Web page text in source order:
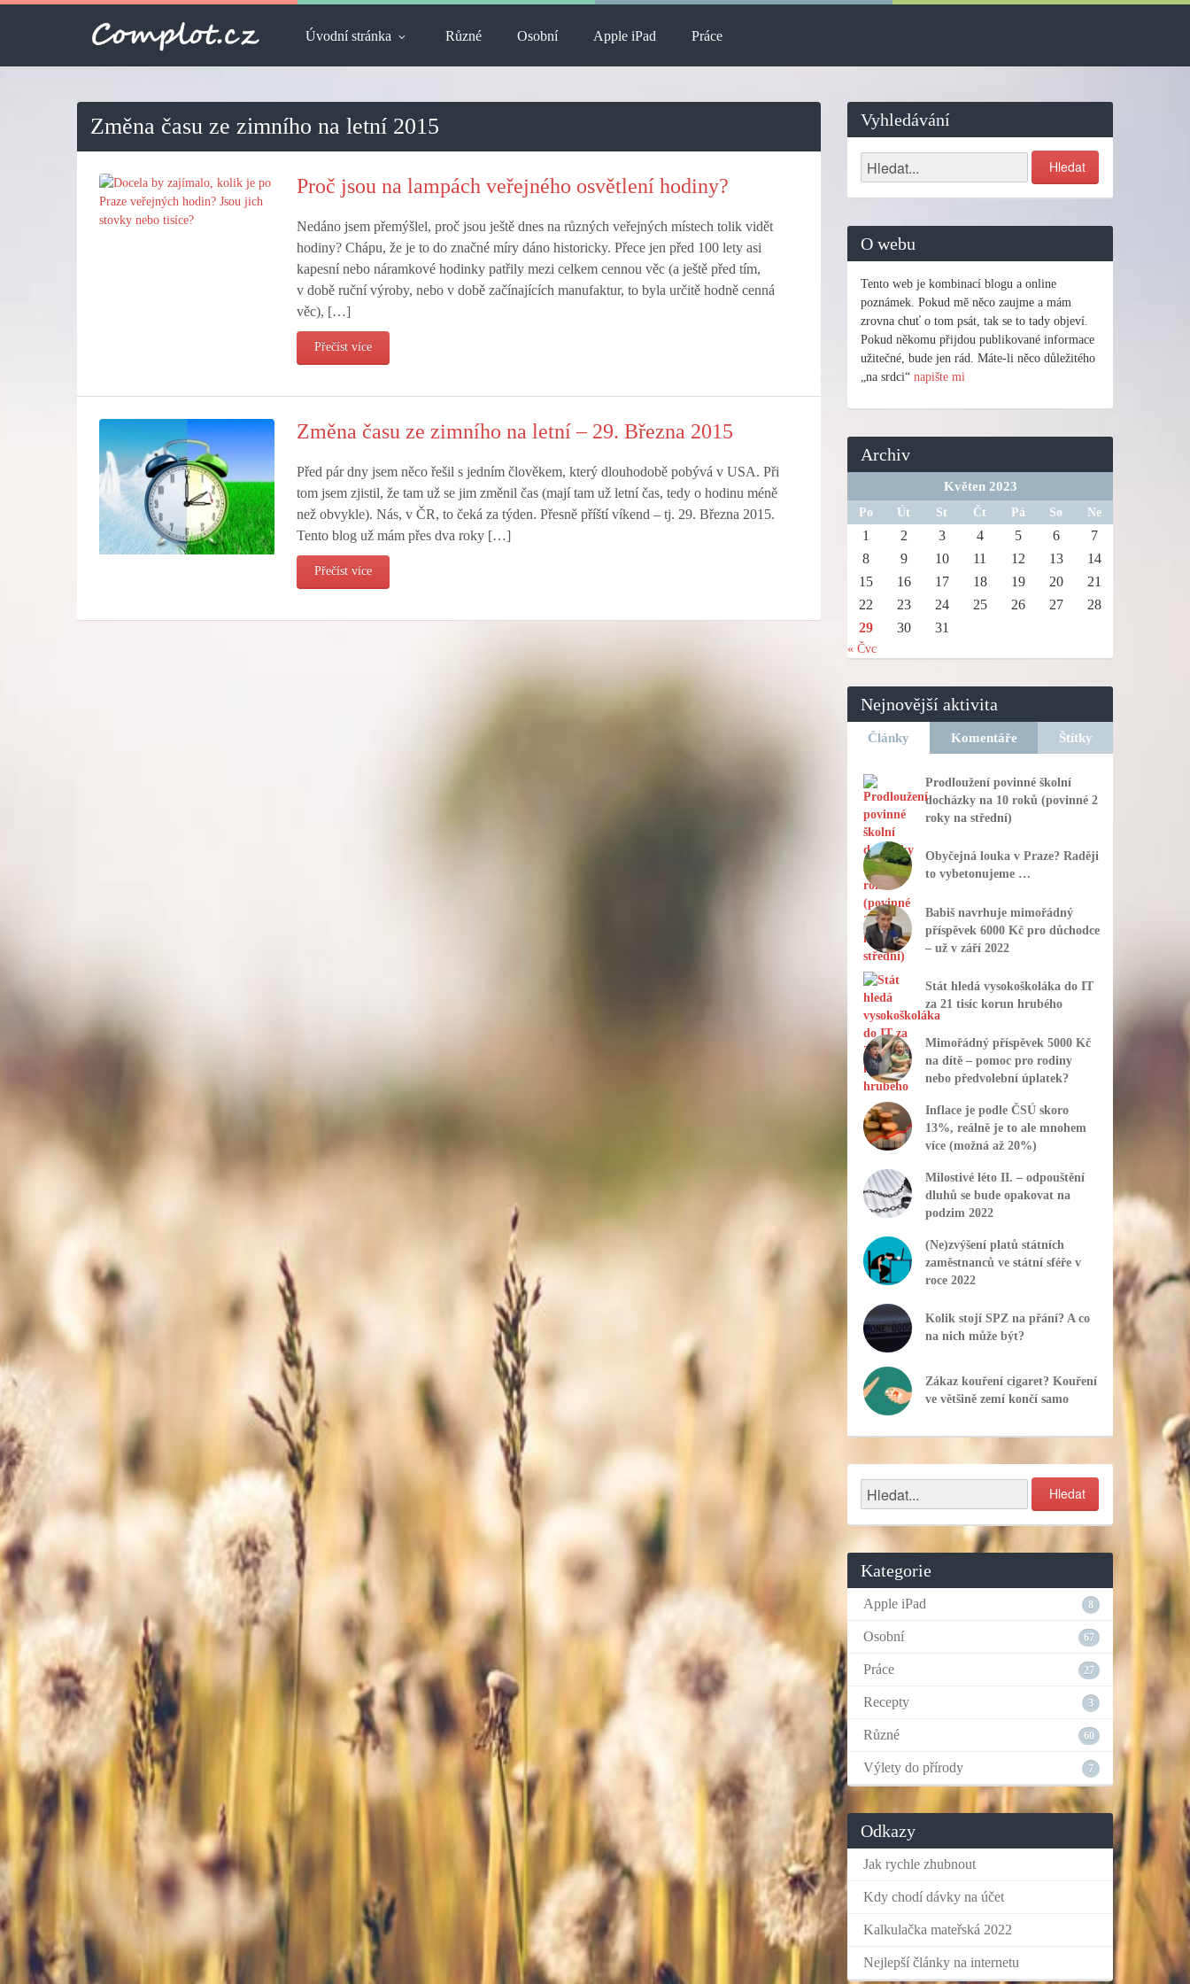
Úvodní stránka Různé Osobní Apple iPad Práce
Změna času ze zimního na letní 2015
Proč jsou na lampách veřejného osvětlení hodiny?
Nedáno jsem přemýšlel, proč jsou ještě dnes na různých veřejných místech tolik vidět
hodiny? Chápu, že je to do značné míry dáno historicky. Přece jen před 100 lety asi
kapesní nebo náramkové hodinky patřily mezi celkem cennou věc (a ještě před tím,
v době ruční výroby, nebo v době začínajících manufaktur, to byla určitě hodně cenná
věc), […]
Přečíst více
Změna času ze zimního na letní – 29. Března 2015
Před pár dny jsem něco řešil s jedním člověkem, který dlouhodobě pobývá v USA. Při
tom jsem zjistil, že tam už se jim změnil čas (mají tam už letní čas, tedy o hodinu méně
než obvykle). Nás, v ČR, to čeká za týden. Přesně příští víkend – tj. 29. Března 2015.
Tento blog už mám přes dva roky […]
Přečíst více
Vyhledávání
O webu
Tento web je kombinací blogu a online
poznámek. Pokud mě něco zaujme a mám
zrovna chuť o tom psát, tak se to tady objeví.
Pokud někomu přijdou publikované informace
užitečné, bude jen rád. Máte-li něco důležitého
„na srdci“ napište mi
Archiv
Květen 2023
Po Út St Čt Pá So Ne
1 2 3 4 5 6
7
8
9 10 11 12 13
14
15
16 17 18 19 20
21
22
23 24 25 26 27
28
29
30 31
« Čvc
Nejnovější aktivita
Články Komentáře Štítky
Prodloužení povinné školní
docházky na 10 roků (povinné 2
roky na střední)
Obyčejná louka v Praze? Raději
to vybetonujeme …
Babiš navrhuje mimořádný
příspěvek 6000 Kč pro důchodce
– už v září 2022
Stát hledá vysokoškoláka do IT
za 21 tisíc korun hrubého
Mimořádný příspěvek 5000 Kč
na dítě – pomoc pro rodiny
nebo předvolební úplatek?
Inflace je podle ČSÚ skoro
13%, reálně je to ale mnohem
více (možná až 20%)
Milostivé léto II. – odpouštění
dluhů se bude opakovat na
podzim 2022
(Ne)zvýšení platů státních
zaměstnanců ve státní sféře v
roce 2022
Kolik stojí SPZ na přání? A co
na nich může být?
Zákaz kouření cigaret? Kouření
ve většině zemí končí samo
Kategorie
Apple iPad 8
Osobní 67
Práce 27
Recepty 3
Různé 60
Výlety do přírody 7
Odkazy
Jak rychle zhubnout
Kdy chodí dávky na účet
Kalkulačka mateřská 2022
Nejlepší články na internetu